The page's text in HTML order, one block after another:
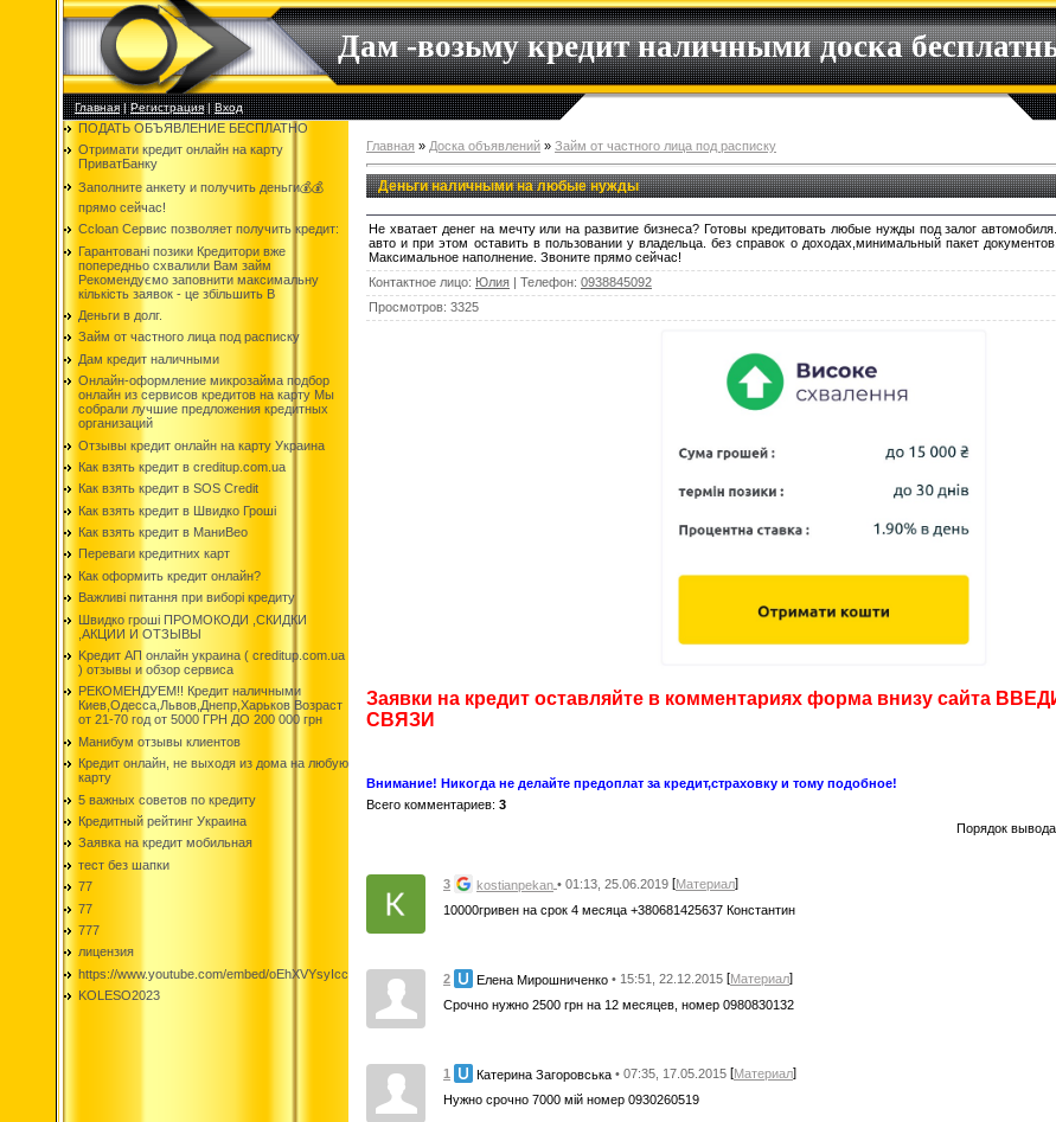
Дам -возьму кредит наличными доска
Главная|Регистрация|Вход
ПОДАТЬ ОБЪЯВЛЕНИЕ БЕСПЛАТНО
Отримати кредит онлайн на карту
ПриватБанку
Заполните анкету и получить деньги💰💰
прямо сейчас!
Ccloan Сервис позволяет получить кредит:
Гарантовані позики Кредитори вже
попередньо схвалили Вам займ
Рекомендуємо заповнити максимальну
кількість заявок - це збільшить В
Деньги в долг.
Займ от частного лица под расписку
Дам кредит наличными
Онлайн-оформление микрозайма подбор
онлайн из сервисов кредитов на карту Мы
собрали лучшие предложения кредитных
организаций
Отзывы кредит онлайн на карту Украина
Как взять кредит в creditup.com.ua
Как взять кредит в SOS Credit
Как взять кредит в Швидко Гроші
Как взять кредит в МаниВео
Переваги кредитних карт
Как оформить кредит онлайн?
Важливі питання при виборі кредиту
Швидко гроші ПРОМОКОДИ ,СКИДКИ
,АКЦИИ И ОТЗЫВЫ
Kредит АП онлайн украина ( creditup.com.ua
) отзывы и обзор сервиса
РЕКОМЕНДУЕМ!! Кредит наличными
Киев,Одесса,Львов,Днепр,Харьков Возраст
от 21-70 год от 5000 ГРН ДО 200 000 грн
Манибум отзывы клиентов
Кредит онлайн, не выходя из дома на любую
карту
5 важных советов по кредиту
Кредитный рейтинг Украина
Заявка на кредит мобильная
тест без шапки
77
77
777
лицензия
https://www.youtube.com/embed/oEhXVYsyIcc
KOLESO2023
Главная » Доска объявлений » Займ от частного лица под расписку
Деньги наличными на любые нужды
Не хватает денег на мечту или на развитие бизнеса? Готовы кредитовать любые нужды под залог
авто и при этом оставить в пользовании у владельца. без справок о доходах,минимальный пакет
Максимальное наполнение. Звоните прямо сейчас!
Контактное лицо: Юлия | Телефон: 0938845092
Просмотров: 3325
Заявки на кредит оставляйте в комментариях форма внизу сайта
СВЯЗИ
Внимание! Никогда не делайте предоплат за кредит,страховку и тому подобное!
Всего комментариев: 3
Порядок
3 kostianpekan • 01:13, 25.06.2019 [Материал]
10000гривен на срок 4 месяца +380681425637 Константин
2 Елена Мирошниченко • 15:51, 22.12.2015 [Материал]
Срочно нужно 2500 грн на 12 месяцев, номер 0980830132
1 Катерина Загоровська • 07:35, 17.05.2015 [Материал]
Нужно срочно 7000 мій номер 0930260519